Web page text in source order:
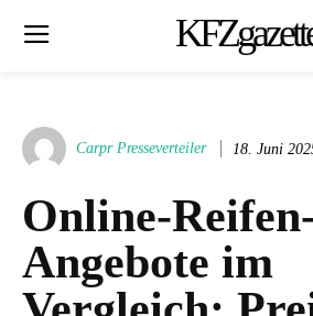
Carpr Presseverteiler 18. Juni
Online-
Angebote im